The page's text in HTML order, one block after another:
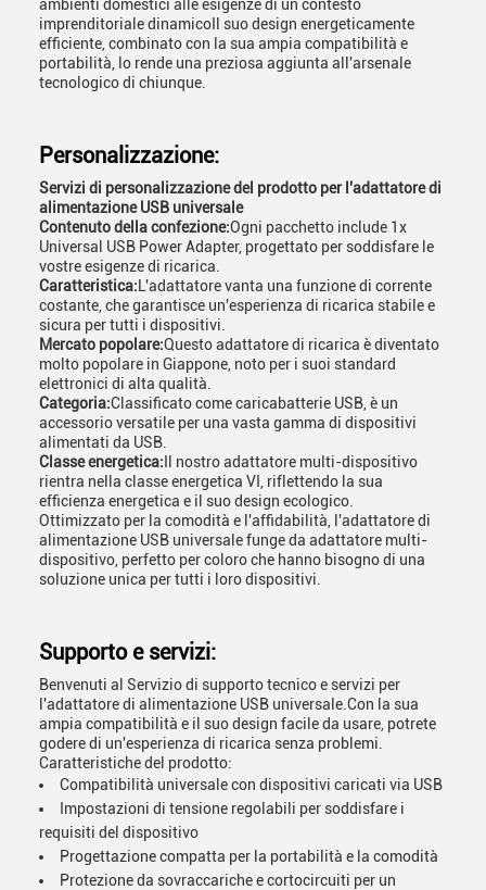
ambienti domestici alle esigenze di un contesto
imprenditoriale dinamicoIl suo design energeticamente
efficiente, combinato con la sua ampia compatibilità e
portabilità, lo rende una preziosa aggiunta all'arsenale
tecnologico di chiunque.
Personalizzazione:
Servizi di personalizzazione del prodotto per l'adattatore di
alimentazione USB universale
Contenuto della confezione:Ogni pacchetto include 1x
Universal USB Power Adapter, progettato per soddisfare le
vostre esigenze di ricarica.
Caratteristica: L'adattatore vanta una funzione di corrente
costante, che garantisce un'esperienza di ricarica stabile e
sicura per tutti i dispositivi.
Mercato popolare:Questo adattatore di ricarica è diventato
molto popolare in Giappone, noto per i suoi standard
elettronici di alta qualità.
Categoria:Classificato come caricabatterie USB, è un
accessorio versatile per una vasta gamma di dispositivi
alimentati da USB.
Classe energetica: Il nostro adattatore multi-dispositivo
rientra nella classe energetica VI, riflettendo la sua
efficienza energetica e il suo design ecologico.
Ottimizzato per la comodità e l'affidabilità, l'adattatore di
alimentazione USB universale funge da adattatore multi-
dispositivo, perfetto per coloro che hanno bisogno di una
soluzione unica per tutti i loro dispositivi.
Supporto e servizi:
Benvenuti al Servizio di supporto tecnico e servizi per
l'adattatore di alimentazione USB universale.Con la sua
ampia compatibilità e il suo design facile da usare, potrete
godere di un'esperienza di ricarica senza problemi.
Caratteristiche del prodotto:
Compatibilità universale con dispositivi caricati via USB
Impostazioni di tensione regolabili per soddisfare i
requisiti del dispositivo
Progettazione compatta per la portabilità e la comodità
Protezione da sovraccariche e cortocircuiti per un